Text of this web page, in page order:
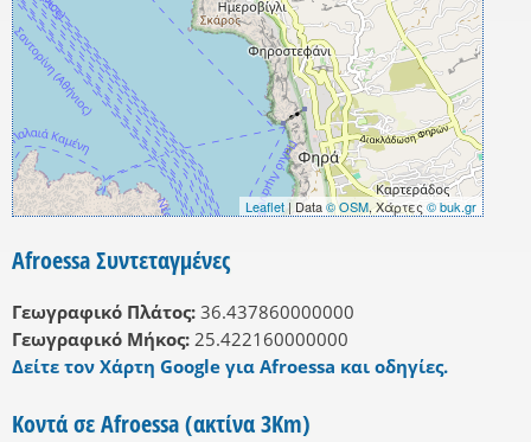
Leaflet| Data© OSM, Χάρτες © buk.gr
Afroessa Συντεταγμένες
Γεωγραφικό Πλάτος: 36.437860000000
Γεωγραφικό Μήκος: 25.422160000000
Δείτε τον Χάρτη Google για Afroessa και οδηγίες.
Κοντά σε Afroessa (ακτίνα 3Km)